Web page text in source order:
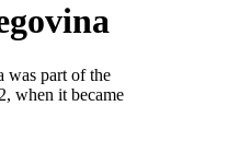
was part of the
when it became